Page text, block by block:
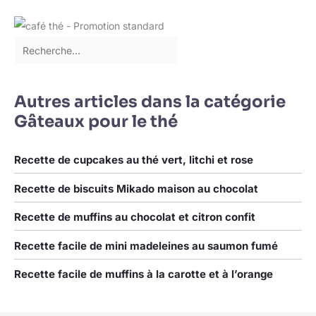
cuisine jusqu'à la
des sauces, des plats
d'accompagnement, des
sirops, des vinaigrettes,
d'autres plats délicieux.
parfaitement portionnés
populaires de nombreux
plats ! UTILISATION
confiture, de la viande ou
petit-déjeuner, comme
barbecue ou comme bol
à épices, ces polyvalents
font bonne figure partout
! PRATIQUE ET PEU
Autres articles dans la catégorie
Gâteaux pour le thé
Recette de cupcakes au thé vert, litchi et rose
Recette de biscuits Mikado maison au chocolat
Recette de muffins au chocolat et citron confit
Recette facile de mini madeleines au saumon fumé
Recette facile de muffins à la carotte et à l’orange